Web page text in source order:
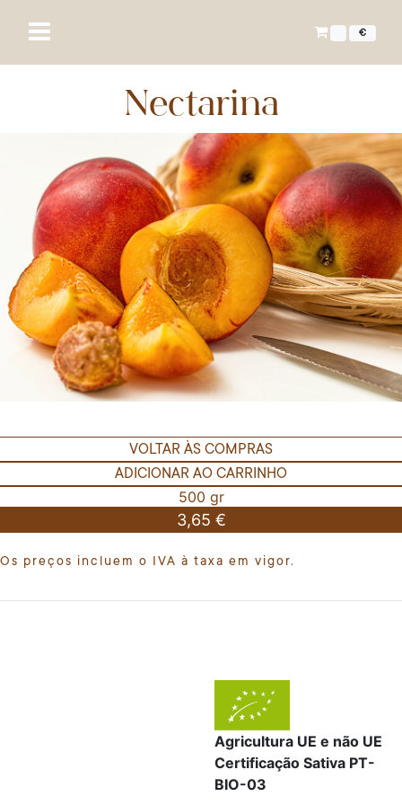
€
Nectarina
VOLTAR ÀS COMPRAS
ADICIONAR AO CARRINHO
500 gr
3,65 €
Os preços incluem o IVA à taxa em vigor.
Agricultura UE e não UE
Certificação Sativa PT-
BIO-03